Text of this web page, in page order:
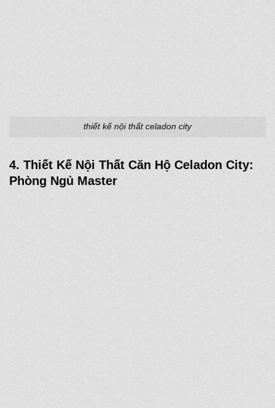
thiết kế nội thất celadon city
4. Thiết Kế Nội Thất Căn Hộ Celadon City:
Phòng Ngủ Master